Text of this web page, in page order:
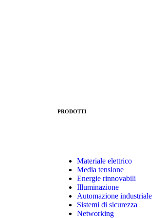
PRODOTTI
Materiale elettrico
Media tensione
Energie rinnovabili
Illuminazione
Automazione industriale
Sistemi di sicurezza
Networking